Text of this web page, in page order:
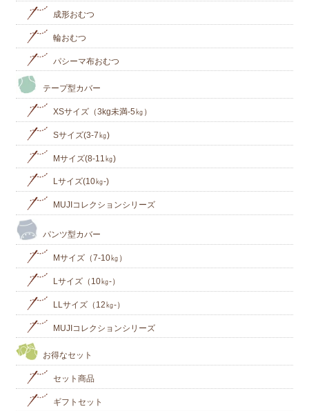
成形おむつ
輪おむつ
パシーマ布おむつ
テープ型カバー
XSサイズ（3kg未満-5㎏）
Sサイズ(3-7㎏)
Mサイズ(8-11㎏)
Lサイズ(10㎏‐)
MUJIコレクションシリーズ
パンツ型カバー
Mサイズ（7-10㎏）
Lサイズ（10㎏-）
LLサイズ（12㎏-）
MUJIコレクションシリーズ
お得なセット
セット商品
ギフトセット